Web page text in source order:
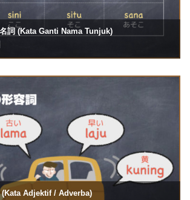
詞 (Kata Ganti Nama Tunjuk)
(Kata Adjektif / Adverba)